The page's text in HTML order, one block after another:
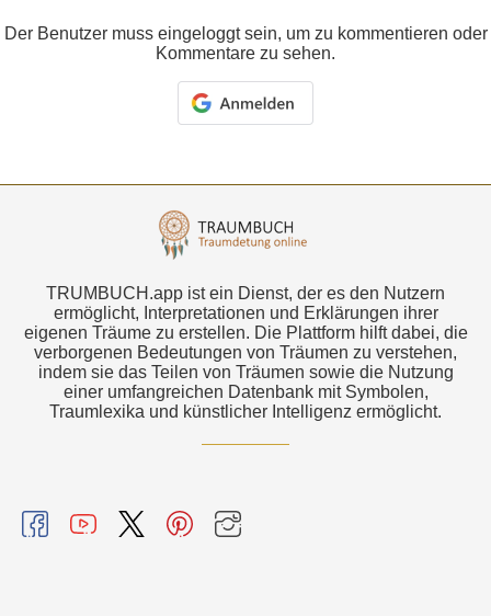
Der Benutzer muss eingeloggt sein, um zu kommentieren oder
Kommentare zu sehen.
TRUMBUCH.app ist ein Dienst, der es den Nutzern
ermöglicht, Interpretationen und Erklärungen ihrer
eigenen Träume zu erstellen. Die Plattform hilft dabei, die
verborgenen Bedeutungen von Träumen zu verstehen,
indem sie das Teilen von Träumen sowie die Nutzung
einer umfangreichen Datenbank mit Symbolen,
Traumlexika und künstlicher Intelligenz ermöglicht.